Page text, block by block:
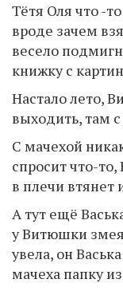
Тётя Оля что -
вроде зачем
весело
книжку с
Настало лето,
выходить, там
С мачехой
спросит что-
в плечи втянет
А тут ещё
у Витюшки
увела, он
мачеха папку